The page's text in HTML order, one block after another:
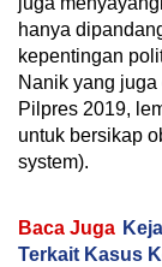
hanya
kepentingan
Nanik yang
Pilpres 2019,
untuk bersikap
system).
Baca Juga
Terkait Kasus